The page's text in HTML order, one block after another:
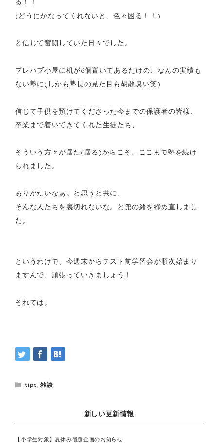
る！！
(どうにかなってくれないと、色々困る！！)
と信じて奮闘していた日々でした。
プレハブ小屋に机が6個置いてあるだけの、なんの実績も
ない塾に(しかも塾長の見た目も胡散臭い笑)
信じて子供を預けてくださった今までの保護者の皆様、
卒業まで着いてきてくれた生徒たち、
そういう方々が居た(居る)からこそ、ここまで塾を続け
られました。
ありがたいなぁ。と思うと共に、
そんな人たちを裏切れないな。と兜の緒を締め直しまし
た。
というわけで、今週末からテスト前学習会が順次始まり
ますんで、頑張っていきましょう！
それでは。
tips,雑談
新しい更新情報
【小学生対象】夏休み宿題企画のお知らせ